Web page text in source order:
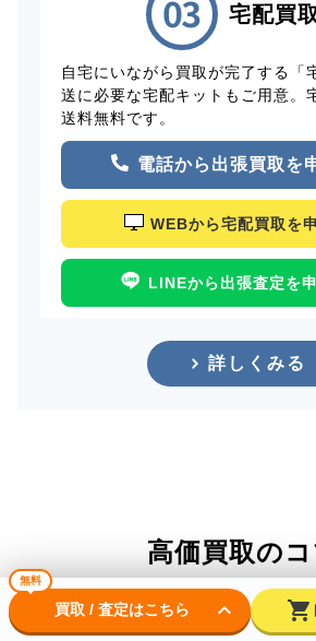
宅配買取
自宅にいながら買取が完了する「
送に必要な宅配キットもご用意。
送料無料です。
電話から出張買取を
WEBから宅配買取を
LINEから出張査定を
詳しくみる
高価買取の
無料
買取 / 査定はこちら keyboard_arrow_down shopping_cart